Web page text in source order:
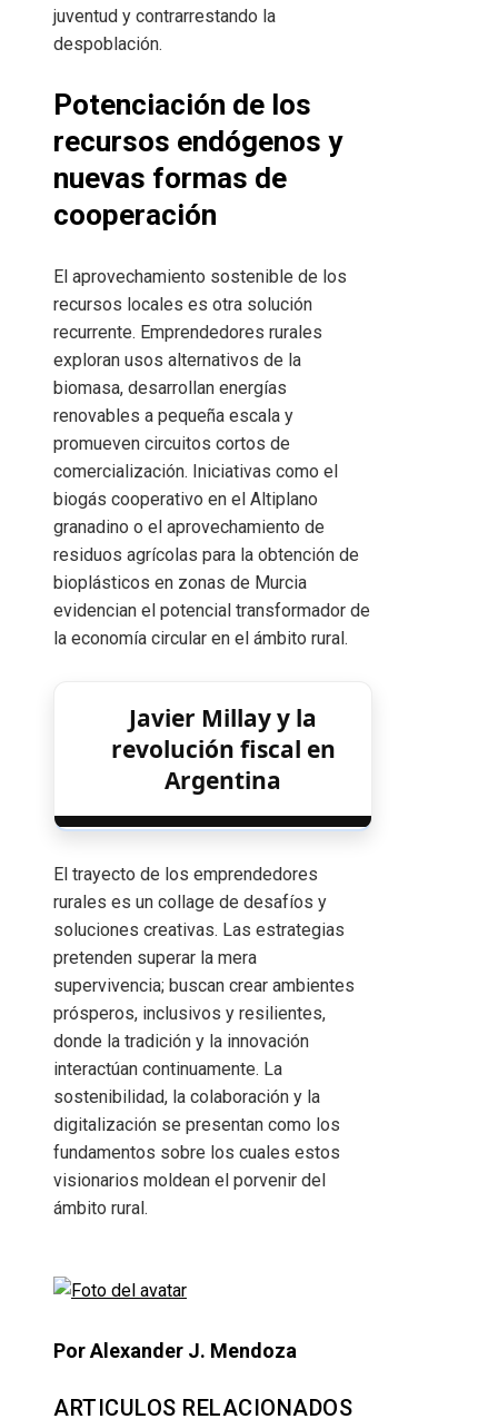
juventud y contrarrestando la
despoblación.
Potenciación de los
recursos endógenos y
nuevas formas de
cooperación
El aprovechamiento sostenible de los
recursos locales es otra solución
recurrente. Emprendedores rurales
exploran usos alternativos de la
biomasa, desarrollan energías
renovables a pequeña escala y
promueven circuitos cortos de
comercialización. Iniciativas como el
biogás cooperativo en el Altiplano
granadino o el aprovechamiento de
residuos agrícolas para la obtención de
bioplásticos en zonas de Murcia
evidencian el potencial transformador de
la economía circular en el ámbito rural.
Javier Millay y la
revolución fiscal en
Argentina
El trayecto de los emprendedores
rurales es un collage de desafíos y
soluciones creativas. Las estrategias
pretenden superar la mera
supervivencia; buscan crear ambientes
prósperos, inclusivos y resilientes,
donde la tradición y la innovación
interactúan continuamente. La
sostenibilidad, la colaboración y la
digitalización se presentan como los
fundamentos sobre los cuales estos
visionarios moldean el porvenir del
ámbito rural.
Por Alexander J. Mendoza
ARTICULOS RELACIONADOS